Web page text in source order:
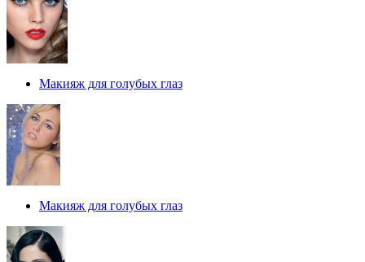
Макияж для голубых глаз
Макияж для голубых глаз